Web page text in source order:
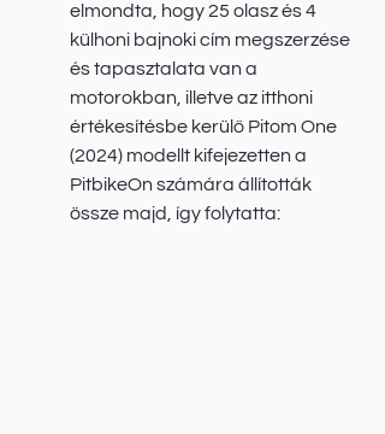
elmondta, hogy 25 olasz és 4
külhoni bajnoki cím megszerzése
és tapasztalata van a
motorokban, illetve az itthoni
értékesítésbe kerülő Pitom One
(2024) modellt kifejezetten a
PitbikeOn számára állították
össze majd, így folytatta: